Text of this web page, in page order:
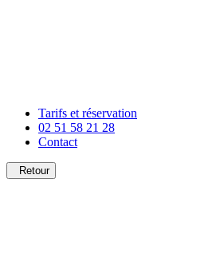
Tarifs et réservation
02 51 58 21 28
Contact
Retour